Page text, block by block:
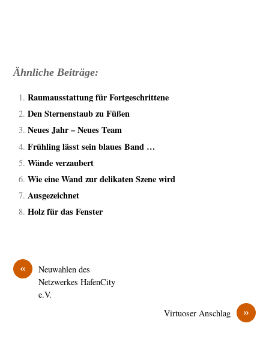
Ähnliche Beiträge:
Raumausstattung für Fortgeschrittene
Den Sternenstaub zu Füßen
Neues Jahr – Neues Team
Frühling lässt sein blaues Band …
Wände verzaubert
Wie eine Wand zur delikaten Szene wird
Ausgezeichnet
Holz für das Fenster
«
Neuwahlen des
Netzwerkes HafenCity
e.V.
»
Virtuoser Anschlag